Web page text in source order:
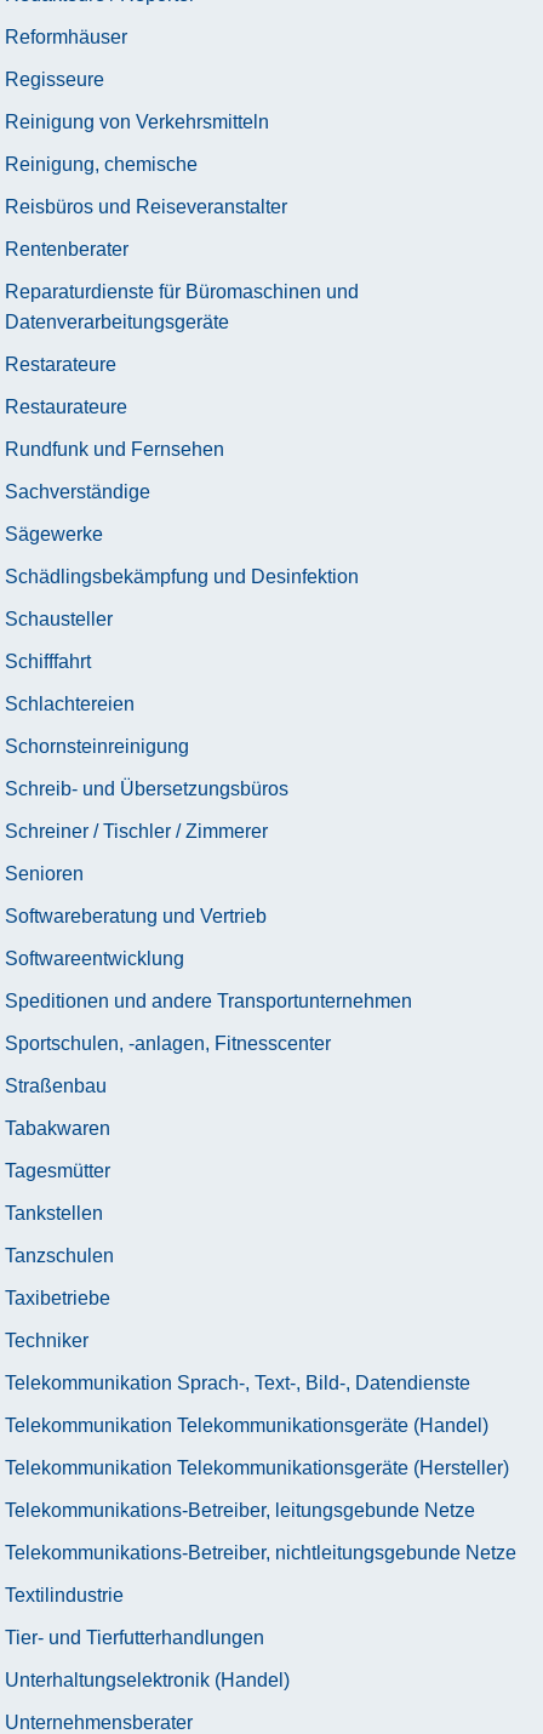
Reformhäuser
Regisseure
Reinigung von Verkehrsmitteln
Reinigung, chemische
Reisbüros und Reiseveranstalter
Rentenberater
Reparaturdienste für Büromaschinen und
Datenverarbeitungsgeräte
Restarateure
Restaurateure
Rundfunk und Fernsehen
Sachverständige
Sägewerke
Schädlingsbekämpfung und Desinfektion
Schausteller
Schifffahrt
Schlachtereien
Schornsteinreinigung
Schreib- und Übersetzungsbüros
Schreiner / Tischler / Zimmerer
Senioren
Softwareberatung und Vertrieb
Softwareentwicklung
Speditionen und andere Transportunternehmen
Sportschulen, -anlagen, Fitnesscenter
Straßenbau
Tabakwaren
Tagesmütter
Tankstellen
Tanzschulen
Taxibetriebe
Techniker
Telekommunikation Sprach-, Text-, Bild-, Datendienste
Telekommunikation Telekommunikationsgeräte (Handel)
Telekommunikation Telekommunikationsgeräte (Hersteller)
Telekommunikations-Betreiber, leitungsgebunde Netze
Telekommunikations-Betreiber, nichtleitungsgebunde Netze
Textilindustrie
Tier- und Tierfutterhandlungen
Unterhaltungselektronik (Handel)
Unternehmensberater